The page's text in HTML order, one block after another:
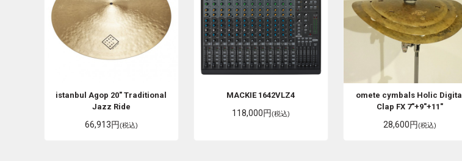
istanbul Agop 20" Traditional
Jazz Ride
66,913円(税込)
MACKIE 1642VLZ4
118,000円(税込)
omete cymbals Holic Digital
Clap FX 7"+9"+11"
28,600円(税込)